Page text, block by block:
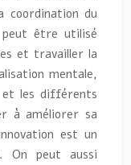
coordination du
peut être utilisé
et travailler la
mentale,
et les différents
à améliorer sa
est un
On peut aussi